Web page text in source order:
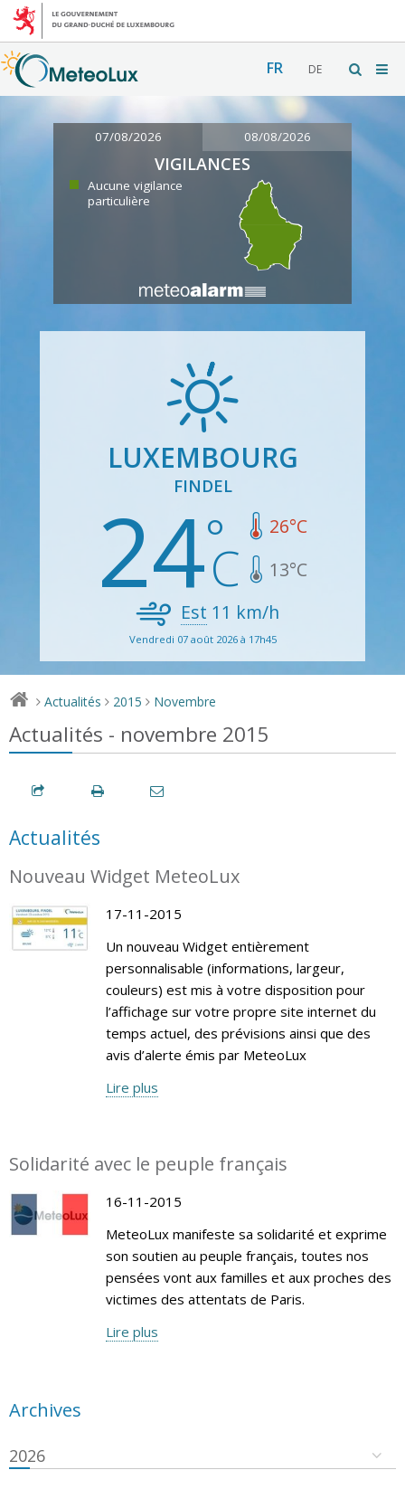
FR DE
07/08/2026 08/08/2026
VIGILANCES
Aucune vigilance
particulière
LUXEMBOURG
FINDEL
24 26°C
13°C
Est 11 km/h
Vendredi 07 août 2026 à 17h45
> Actualités > 2015 > Novembre
Actualités - novembre 2015
Actualités
Nouveau Widget MeteoLux
17-11-2015
Un nouveau Widget entièrement
personnalisable (informations, largeur,
couleurs) est mis à votre disposition pour
l’affichage sur votre propre site internet du
temps actuel, des prévisions ainsi que des
avis d’alerte émis par MeteoLux
Lire plus
Solidarité avec le peuple français
16-11-2015
MeteoLux manifeste sa solidarité et exprime
son soutien au peuple français, toutes nos
pensées vont aux familles et aux proches des
victimes des attentats de Paris.
Lire plus
Archives
2026